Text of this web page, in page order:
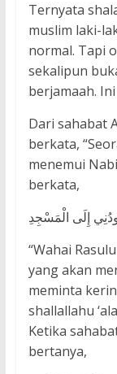
Ternyata
muslim laki-
normal. Tapi
sekalipun
berjamaah.
Dari sahabat
berkata,
menemui
berkata,
إِلَى الْمَسْجِدِ
“Wahai
yang akan
meminta
shallallahu
Ketika
bertanya,